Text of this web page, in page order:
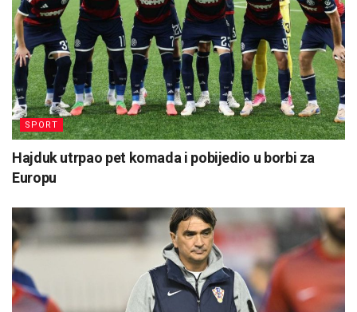
SPORT
Hajduk utrpao pet komada i pobijedio u borbi za
Europu